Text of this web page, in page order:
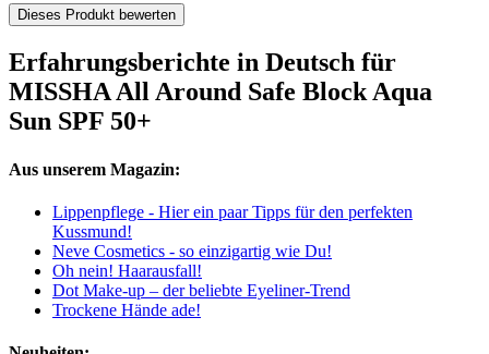
Dieses Produkt bewerten
Erfahrungsberichte in Deutsch für
MISSHA All Around Safe Block Aqua
Sun SPF 50+
Aus unserem Magazin:
Lippenpflege - Hier ein paar Tipps für den perfekten
Kussmund!
Neve Cosmetics - so einzigartig wie Du!
Oh nein! Haarausfall!
Dot Make-up – der beliebte Eyeliner-Trend
Trockene Hände ade!